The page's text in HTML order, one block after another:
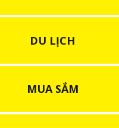
DU LỊCH
MUA SẮM